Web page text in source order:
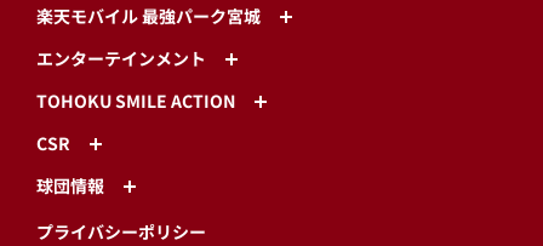
楽天モバイル 最強パーク宮城
エンターテインメント
TOHOKU SMILE ACTION
CSR
球団情報
プライバシーポリシー